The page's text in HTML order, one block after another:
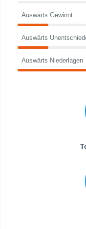
Auswärts Gewinnt
Auswärts
Auswärts Niederlagen